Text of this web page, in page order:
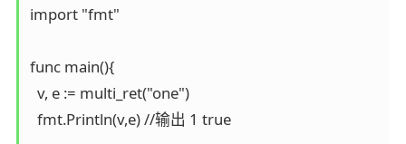
import "fmt"
func main(){
  v, e := multi_ret("one")
  fmt.Println(v,e) //输出 1 true